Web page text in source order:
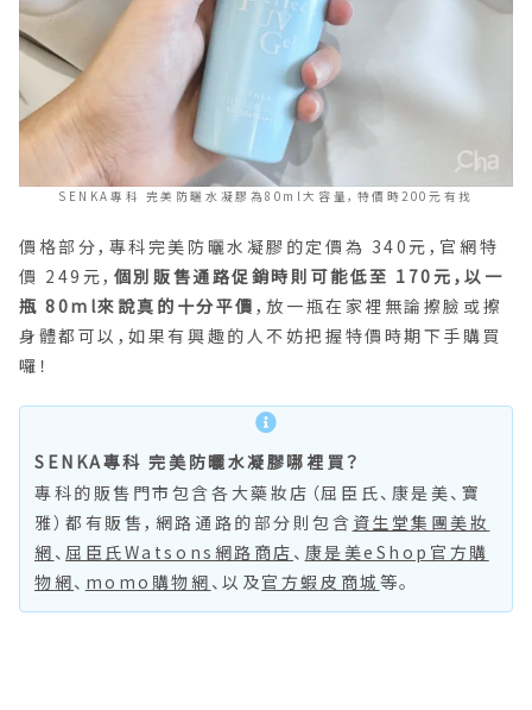
SENKA專科 完美防曬水凝膠為80ml大容量，特價時200元有找
價格部分，專科完美防曬水凝膠的定價為 340元，官網特
價 249元， 個別販售通路促銷時則可能低至 170元，以一
瓶 80ml來說真的十分平價 ，放一瓶在家裡無論擦臉或擦
身體都可以，如果有興趣的人不妨把握特價時期下手購買
囉！
SENKA專科 完美防曬水凝膠哪裡買？
專科的販售門市包含各大藥妝店（屈臣氏、康是美、寶
雅）都有販售，網路通路的部分則包含 資生堂集團美妝
網 、屈臣氏Watsons網路商店 、 康是美eShop官方購
物網、 momo購物網 、以及官方蝦皮商城 等。